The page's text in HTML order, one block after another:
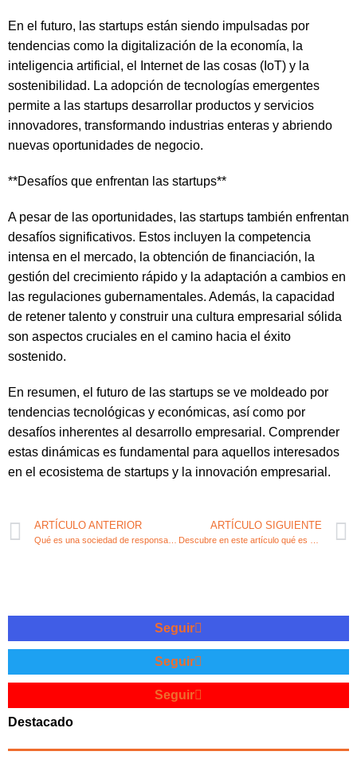
En el futuro, las startups están siendo impulsadas por
tendencias como la digitalización de la economía, la
inteligencia artificial, el Internet de las cosas (IoT) y la
sostenibilidad. La adopción de tecnologías emergentes
permite a las startups desarrollar productos y servicios
innovadores, transformando industrias enteras y abriendo
nuevas oportunidades de negocio.
**Desafíos que enfrentan las startups**
A pesar de las oportunidades, las startups también enfrentan
desafíos significativos. Estos incluyen la competencia
intensa en el mercado, la obtención de financiación, la
gestión del crecimiento rápido y la adaptación a cambios en
las regulaciones gubernamentales. Además, la capacidad
de retener talento y construir una cultura empresarial sólida
son aspectos cruciales en el camino hacia el éxito
sostenido.
En resumen, el futuro de las startups se ve moldeado por
tendencias tecnológicas y económicas, así como por
desafíos inherentes al desarrollo empresarial. Comprender
estas dinámicas es fundamental para aquellos interesados
en el ecosistema de startups y la innovación empresarial.
ARTÍCULO ANTERIOR ARTÍCULO SIGUIENTE
Seguir
Seguir
Seguir
Destacado